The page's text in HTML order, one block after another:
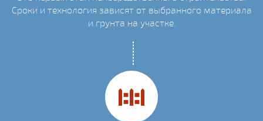
Сроки и технология зависят от выбранного материала
и грунта на участке.